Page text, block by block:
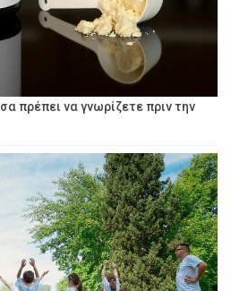
πρέπει να γνωρίζετε πριν την